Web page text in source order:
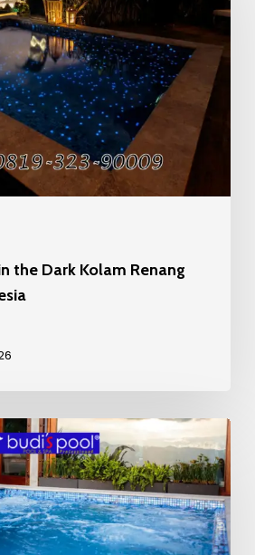
the Dark Kolam Renang